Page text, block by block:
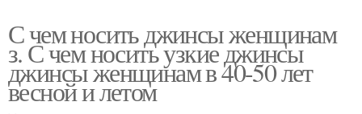
С чем носить джинсы женщинам
з. С чем носить узкие джинсы
джинсы женщинам в 40-50 лет
весной и летом